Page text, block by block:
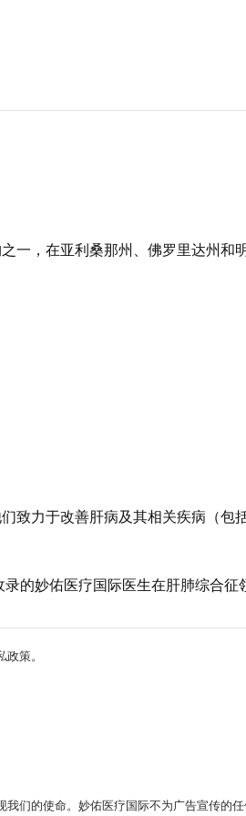
一，在亚利桑那州、佛罗里达州
致力于改善肝病及其相关疾病（包
的妙佑医疗国际医生在肝肺综合征
策。
们的使命。妙佑医疗国际不为广告宣传的任